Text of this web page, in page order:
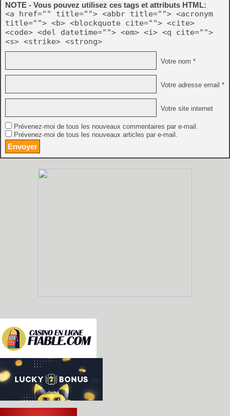
NOTE - Vous pouvez utilisez ces tags et attributs HTML:
<a href="" title=""> <abbr title=""> <acronym
title=""> <b> <blockquote cite=""> <cite>
<code> <del datetime=""> <em> <i> <q cite="">
<s> <strike> <strong>
Votre nom *
Votre adresse email *
Votre site internet
Prévenez-moi de tous les nouveaux commentaires par e-mail.
Prévenez-moi de tous les nouveaux articles par e-mail.